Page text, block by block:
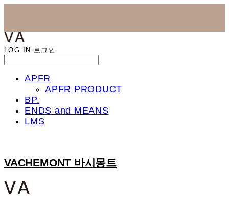
LOG IN 로그인
APFR
APFR PRODUCT
BP.
ENDS and MEANS
LMS
VACHEMONT 바시몽트